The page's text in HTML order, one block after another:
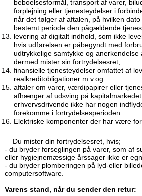
beboelsesformål, transport af varer,
forplejning eller tjenesteydelser i
når det følger af aftalen, på hvilken
bestemt periode den pågældende
levering af digitalt indhold, som ikke
hvis udførelsen er påbegyndt med
udtrykkelige samtykke og anerkendelse
dermed mister sin fortrydelsesret,
finansielle tjenesteydelser omfattet af
realkreditobligationer m.v.og
aftaler om varer, værdipapirer eller
afhænger af udsving på
erhvervsdrivende ikke har nogen
forekomme i fortrydelsesperioden.
Elektriske komponenter der har være
Du mister din fortrydelsesret, hvis;
- du bryder forseglingen på varer, som af
eller hygiejnemæssige årssager ikke er
- du bryder plomberingen på lyd-eller
computersoftware.
Varens stand, når du sender den retur: